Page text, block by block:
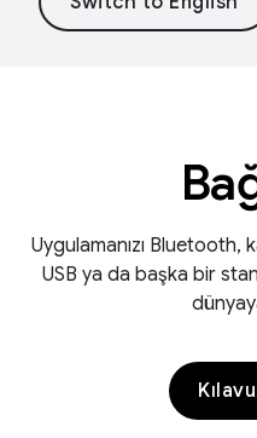
Uygulamanızı
USB ya da başka bir